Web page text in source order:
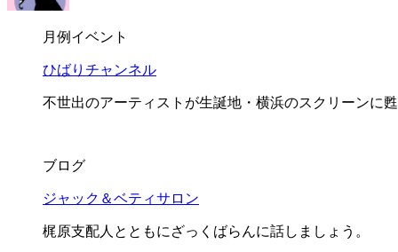
月例イベント
ひばりチャンネル
不世出のアーティストが生誕地・横浜のスクリーンに
ブログ
ジャック＆ベティサロン
梶原支配人とともにざっくばらんに話しましょう。